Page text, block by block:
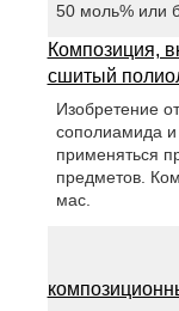
50 моль% или
Композиция,
сшитый
Изобретение
сополиамида
применяться
предметов.
мас.